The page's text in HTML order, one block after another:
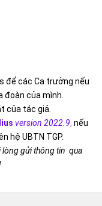
để các Ca trưởng nếu
đoàn của mình.
của tác giả.
version 2022.9, nếu
hệ UBTN TGP.
lòng gửi thông tin qua